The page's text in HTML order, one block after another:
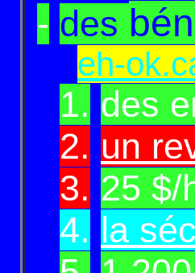
- des
eh-
1. des
2. un
3. 25 $/
4. la